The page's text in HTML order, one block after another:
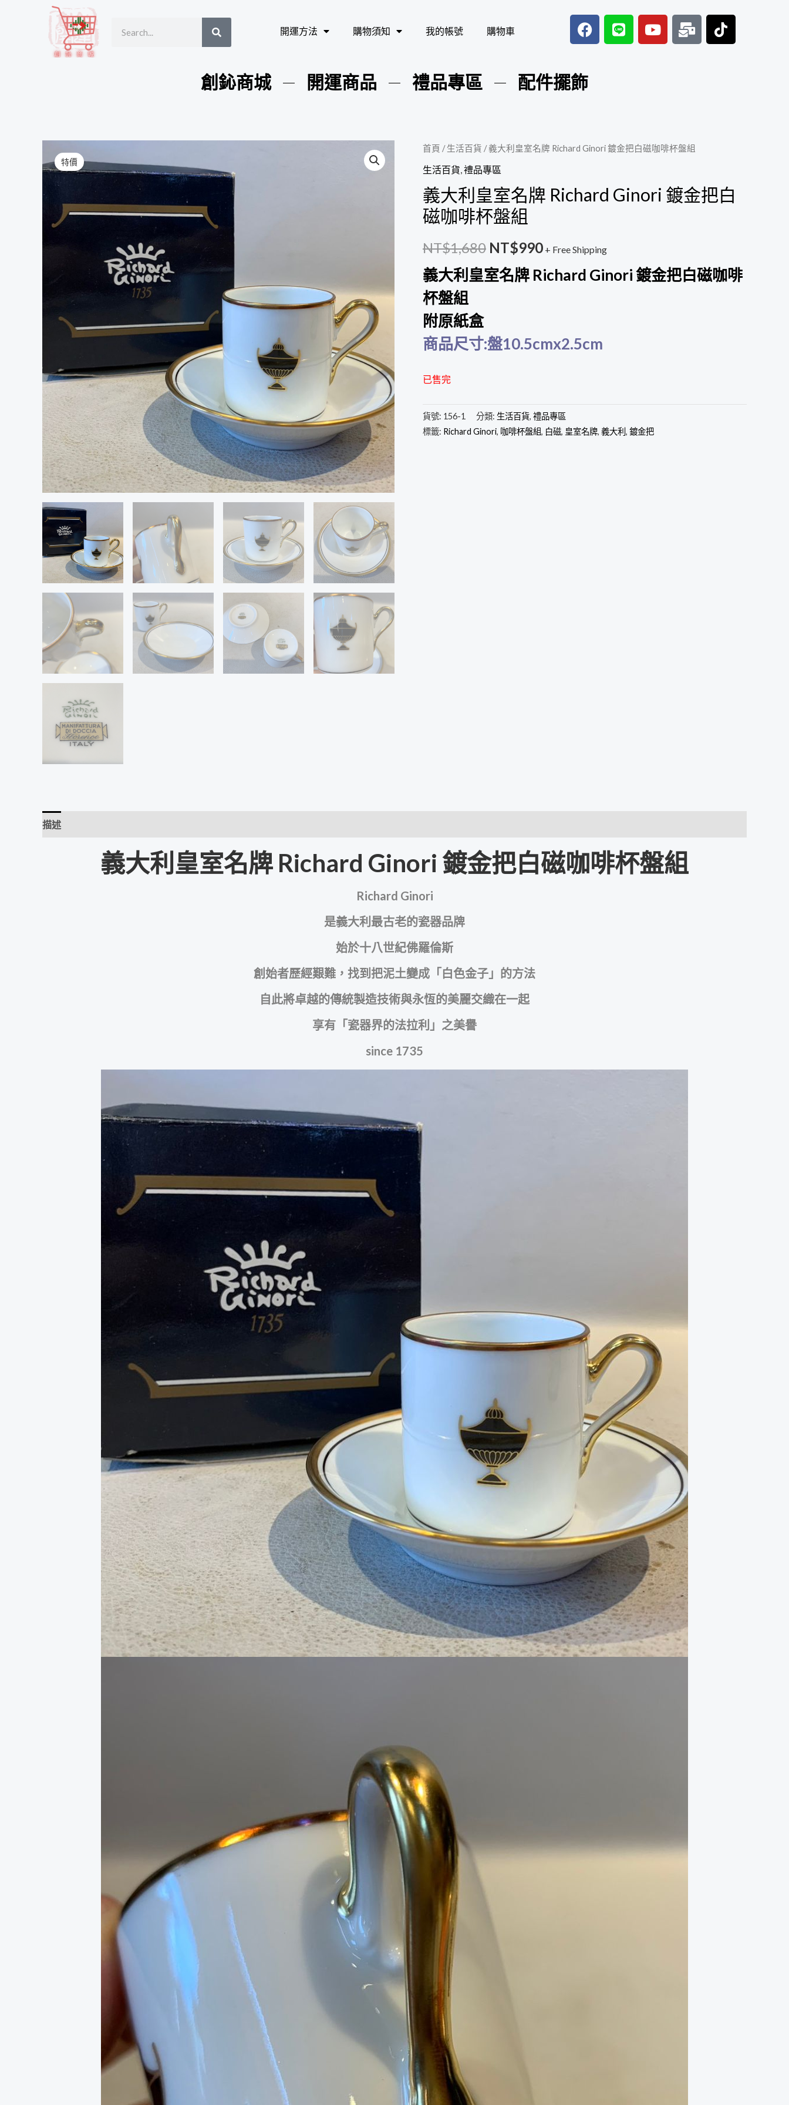
開運方法
購物須知 我的帳號 購物車
F
a
c
b
o
L
i
n
Y
o
u
M
a
i
T
i
k
創鈊商城 開運商品 禮品專區 配件擺飾
特價
首頁 /生活百貨 / 義大利皇室名牌 Richard Ginori 鍍金把白磁咖啡杯盤組
生活百貨 禮品專區
義大利皇室名牌 Richard Ginori 鍍金把白
磁咖啡杯盤組
NT$1,680
原
始
價
格：
NT$1,680。
NT$990
目
價
NT$990。
+ Free Shipping
義大利皇室名牌 Richard Ginori 鍍金把白磁咖啡
杯盤組
附原紙盒
商品尺寸:盤10.5cmx2.5cm
已售完
貨號: 156-1 分類: 生活百貨, 禮品專區
標籤: Richard Ginori, 咖啡杯盤組, 白磁, 皇室名牌, 義大利 , 鍍金把
描述
義大利皇室名牌 Richard Ginori 鍍金把白磁咖啡杯盤組
Richard Ginori
是義大利最古老的瓷器品牌
始於十八世紀佛羅倫斯
創始者歷經艱難，找到把泥土變成「白色金子」的方法
自此將卓越的傳統製造技術與永恆的美麗交織在一起
享有「瓷器界的法拉利」之美譽
since 1735